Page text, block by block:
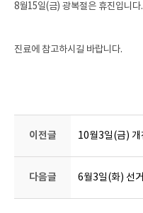
8월15일(금) 광복절은 휴진입니다.
진료에 참고하시길 바랍니다.
이전글
다음글